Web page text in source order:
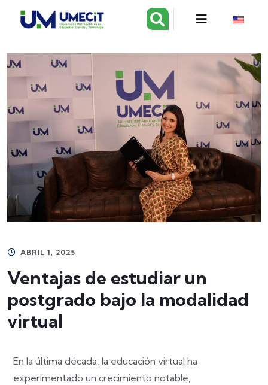
ABRIL 1, 2025
Ventajas de estudiar un
postgrado bajo la modalidad
virtual
En la última década, la educación virtual ha
experimentado un crecimiento notable,